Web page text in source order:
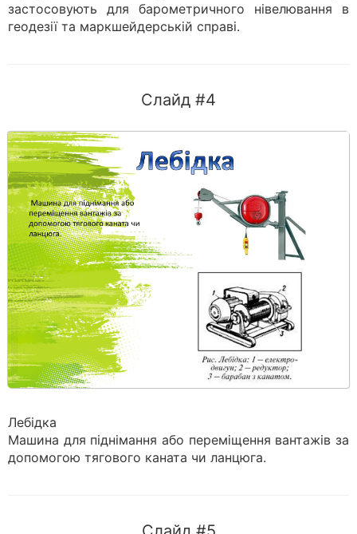
застосовують для барометричного нівелювання в
геодезії та маркшейдерській справі.
Слайд #4
Лебідка
Машина для піднімання або переміщення вантажів за
допомогою тягового каната чи ланцюга.